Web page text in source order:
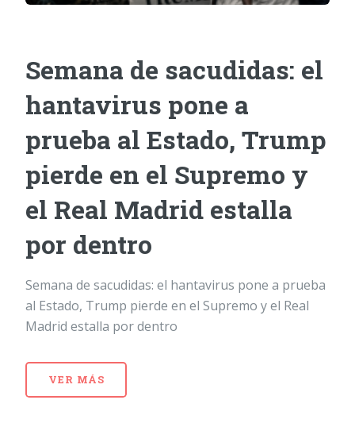
Semana de sacudidas: el
hantavirus pone a
prueba al Estado, Trump
pierde en el Supremo y
el Real Madrid estalla
por dentro
Semana de sacudidas: el hantavirus pone a prueba
al Estado, Trump pierde en el Supremo y el Real
Madrid estalla por dentro
VER MÁS